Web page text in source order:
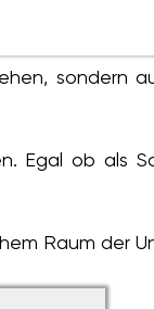
sondern
Egal ob als
Raum der